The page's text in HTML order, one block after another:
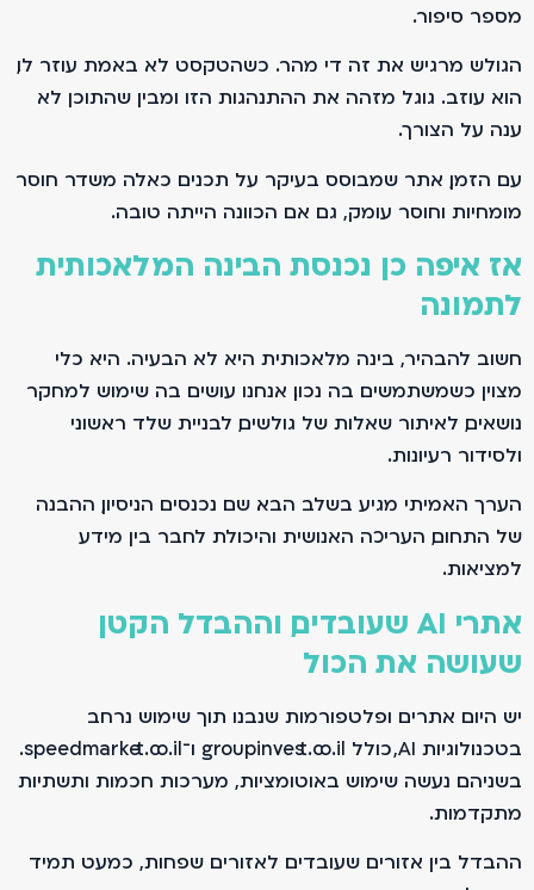
מספר סיפור.
הגולש מרגיש את זה די מהר. כשהטקסט לא באמת עוזר לו,
הוא עוזב. גוגל מזהה את ההתנהגות הזו ומבין שהתוכן לא
ענה על הצורך.
עם הזמן, אתר שמבוסס בעיקר על תכנים כאלה משדר חוסר
מומחיות וחוסר עומק, גם אם הכוונה הייתה טובה.
אז איפה כן נכנסת הבינה המלאכותית
לתמונה
חשוב להבהיר, בינה מלאכותית היא לא הבעיה. היא כלי
מצוין כשמשתמשים בה נכון. אנחנו עושים בה שימוש למחקר
נושאים, לאיתור שאלות של גולשים, לבניית שלד ראשוני
ולסידור רעיונות.
הערך האמיתי מגיע בשלב הבא. שם נכנסים הניסיון, ההבנה
של התחום, העריכה האנושית והיכולת לחבר בין מידע
למציאות.
אתרי AI שעובדים, וההבדל הקטן
שעושה את הכול
יש היום אתרים ופלטפורמות שנבנו תוך שימוש נרחב
בטכנולוגיות AI, כולל groupinvest.co.il ו־speedmarket.co.il.
בשניהם נעשה שימוש באוטומציות, מערכות חכמות ותשתיות
מתקדמות.
ההבדל בין אזורים שעובדים לאזורים שפחות, כמעט תמיד